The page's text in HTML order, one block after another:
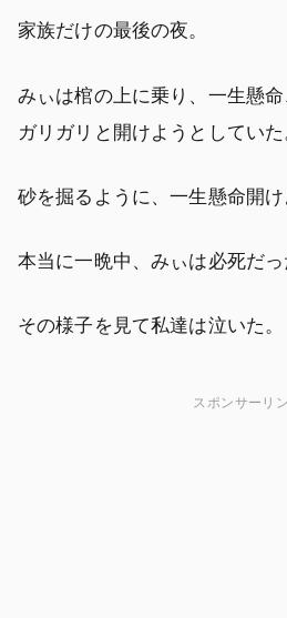
家族だけの最後の夜。
みぃは棺の上に乗り、一生懸
ガリガリと開けようとしていた
砂を掘るように、一生懸命開け
本当に一晩中、みぃは必死だっ
その様子を見て私達は泣いた。
スポンサーリ